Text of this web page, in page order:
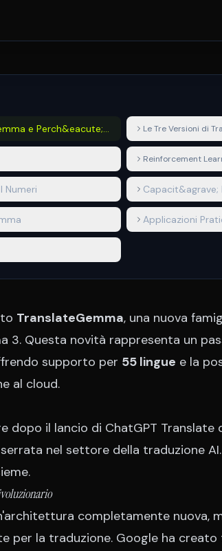
e Perch&eacute;
Le Tre Versioni di
Reinforcement
Numeri
Capacit&agrave;
Immagini
Applicazioni
TranslateGemma, una nuova
3. Questa novità rappresenta un
supporto per 55 lingue e la
al cloud.
dopo il lancio di ChatGPT Translate
nel settore della traduzione
completamente nuova,
per la traduzione. Google ha